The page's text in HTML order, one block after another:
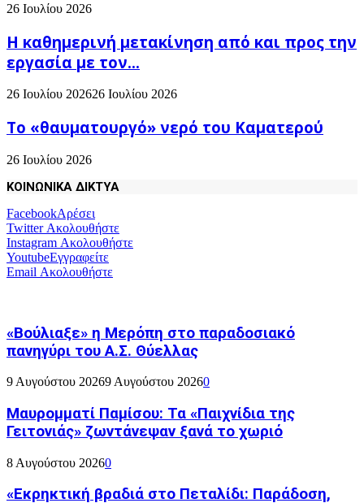
26 Ιουλίου 2026
H καθημερινή μετακίνηση από και προς την
εργασία με τον...
26 Ιουλίου 202626 Ιουλίου 2026
Το «θαυματουργό» νερό του Καματερού
26 Ιουλίου 2026
ΚΟΙΝΩΝΙΚΑ ΔΙΚΤΥΑ
FacebookΑρέσει
TwitterΑκολουθήστε
Instagram Ακολουθήστε
YoutubeΕγγραφείτε
Email Ακολουθήστε
«Βούλιαξε» η Μερόπη στο παραδοσιακό
πανηγύρι του Α.Σ. Θύελλας
9 Αυγούστου 20269 Αυγούστου 20260
Μαυρομματί Παμίσου: Τα «Παιχνίδια της
Γειτονιάς» ζωντάνεψαν ξανά το χωριό
8 Αυγούστου 20260
«Εκρηκτική βραδιά στο Πεταλίδι: Παράδοση,